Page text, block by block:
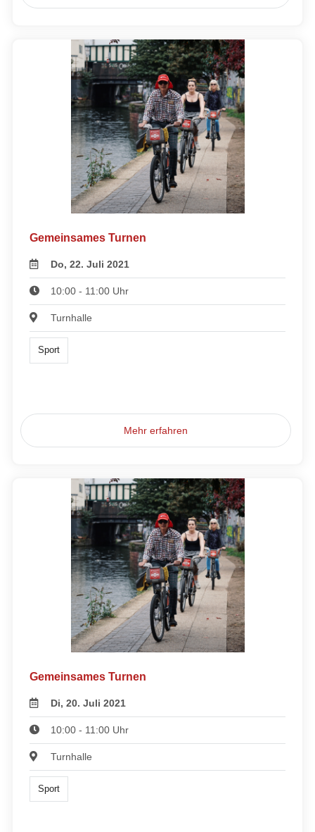
Gemeinsames Turnen
Do, 22. Juli 2021
10:00 - 11:00 Uhr
Turnhalle
Sport
Mehr erfahren
Gemeinsames Turnen
Di, 20. Juli 2021
10:00 - 11:00 Uhr
Turnhalle
Sport